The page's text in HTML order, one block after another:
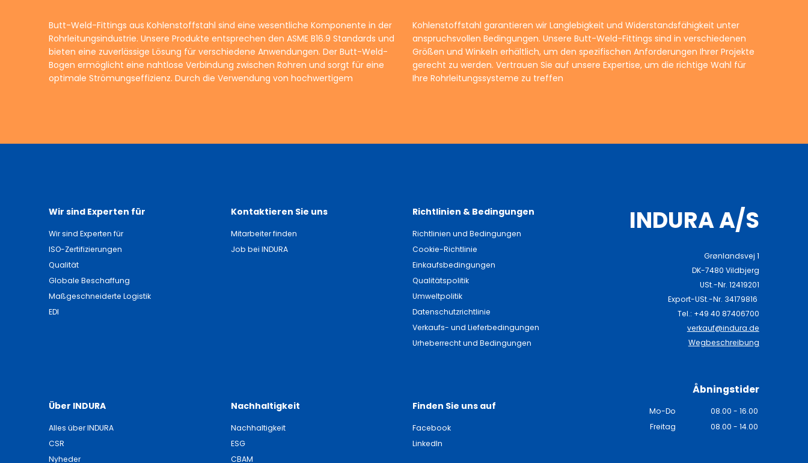
Butt-Weld-Fittings aus Kohlenstoffstahl sind eine wesentliche Komponente in der
Rohrleitungsindustrie. Unsere Produkte entsprechen den ASME B16.9 Standards und
bieten eine zuverlässige Lösung für verschiedene Anwendungen. Der Butt-Weld-
Bogen ermöglicht eine nahtlose Verbindung zwischen Rohren und sorgt für eine
optimale Strömungseffizienz. Durch die Verwendung von hochwertigem
Kohlenstoffstahl garantieren wir Langlebigkeit und Widerstandsfähigkeit unter
anspruchsvollen Bedingungen. Unsere Butt-Weld-Fittings sind in verschiedenen
Größen und Winkeln erhältlich, um den spezifischen Anforderungen Ihrer Projekte
gerecht zu werden. Vertrauen Sie auf unsere Expertise, um die richtige Wahl für
Ihre Rohrleitungssysteme zu treffen
Wir sind Experten für
Wir sind Experten für
ISO-Zertifizierungen
Qualität
Globale Beschaffung
Maßgeschneiderte Logistik
EDI
Kontaktieren Sie uns
Mitarbeiter finden
Job bei INDURA
Richtlinien & Bedingungen
Richtlinien und Bedingungen
Cookie-Richtlinie
Einkaufsbedingungen
Qualitätspolitik
Umweltpolitik
Datenschutzrichtlinie
Verkaufs- und Lieferbedingungen
Urheberrecht und Bedingungen
Über INDURA
Alles über INDURA
CSR
Nyheder
Nachhaltigkeit
Nachhaltigkeit
ESG
CBAM
Finden Sie uns auf
Facebook
LinkedIn
INDURA A/S
Grønlandsvej 1
DK-7480 Vildbjerg
USt.-Nr. 12419201
Export-USt.-Nr. 34179816
Tel.: +49 40 87406700
verkauf@indura.de
Wegbeschreibung
Åbningstider
Mo-Do
08.00 - 16.00
Freitag
08.00 - 14.00